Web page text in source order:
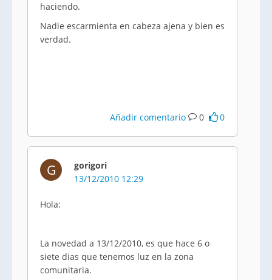
haciendo.
Nadie escarmienta en cabeza ajena y bien es
verdad.
Añadir comentario 0 0
G
gorigori
13/12/2010 12:29
Hola:
La novedad a 13/12/2010, es que hace 6 o
siete dias que tenemos luz en la zona
comunitaria.